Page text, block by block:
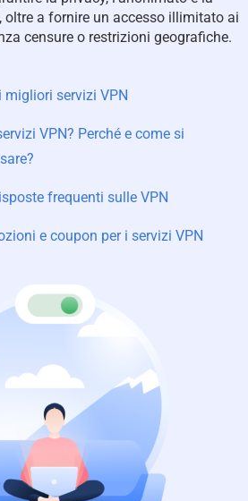
oltre a fornire un accesso illimitato ai
censure o restrizioni geografiche.
migliori servizi VPN
VPN? Perché e come si
frequenti sulle VPN
e coupon per i servizi VPN